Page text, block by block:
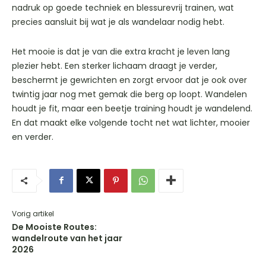
nadruk op goede techniek en blessurevrij trainen, wat
precies aansluit bij wat je als wandelaar nodig hebt.
Het mooie is dat je van die extra kracht je leven lang
plezier hebt. Een sterker lichaam draagt je verder,
beschermt je gewrichten en zorgt ervoor dat je ook over
twintig jaar nog met gemak die berg op loopt. Wandelen
houdt je fit, maar een beetje training houdt je wandelend.
En dat maakt elke volgende tocht net wat lichter, mooier
en verder.
Vorig artikel
De Mooiste Routes:
wandelroute van het jaar
2026